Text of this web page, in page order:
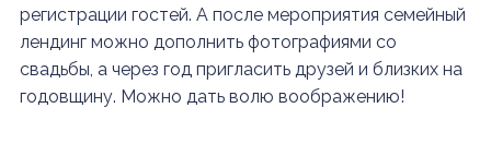
регистрации гостей. А после мероприятия семейный
лендинг можно дополнить фотографиями со
свадьбы, а через год пригласить друзей и близких на
годовщину. Можно дать волю воображению!